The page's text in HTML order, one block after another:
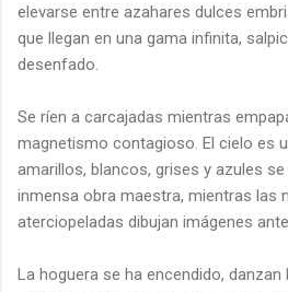
elevarse entre azahares dulces
que llegan en una gama infinita,
desenfado.
Se ríen a carcajadas mientras
magnetismo contagioso. El cielo es
amarillos, blancos, grises y azules
inmensa obra maestra, mientras las
aterciopeladas dibujan imágenes
La hoguera se ha encendido,